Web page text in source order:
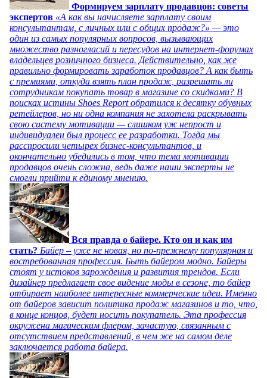
Формируем зарплату продавцов: советы
экспертов «А как вы начисляете зарплату своим
консультантам, с личных или с общих продаж?» — это
один из самых популярных вопросов, вызывающих
множество разногласий и пересудов на интернет-форумах
владельцев розничного бизнеса. Действительно, как же
правильно формировать заработок продавцов? А как быть
с премиями, откуда взять план продаж, разрешать ли
сотрудникам покупать товар в магазине со скидками? В
поисках истины Shoes Report обратился к десятку обувных
ретейлеров, но ни одна компания не захотела раскрывать
свою систему мотивации — слишком уж непрост и
индивидуален был процесс ее разработки. Тогда мы
расспросили четырех бизнес-консультантов, и
окончательно убедились в том, что тема мотивации
продавцов очень сложна, ведь даже наши эксперты не
смогли прийти к единому мнению.
Вся правда о байере. Кто он и как им
стать? Байер – уже не новая, но по-прежнему популярная и
востребованная профессия. Быть байером модно. Байеры
стоят у истоков зарождения и развития трендов. Если
дизайнер предлагает свое видение моды в сезоне, то байер
отбирает наиболее интересные коммерческие идеи. Именно
от байеров зависит политика продаж магазинов и то, что,
в конце концов, будет носить покупатель. Эта профессия
окружена магическим флером, зачастую, связанным с
отсутствием представлений, в чем же на самом деле
заключается работа байера.